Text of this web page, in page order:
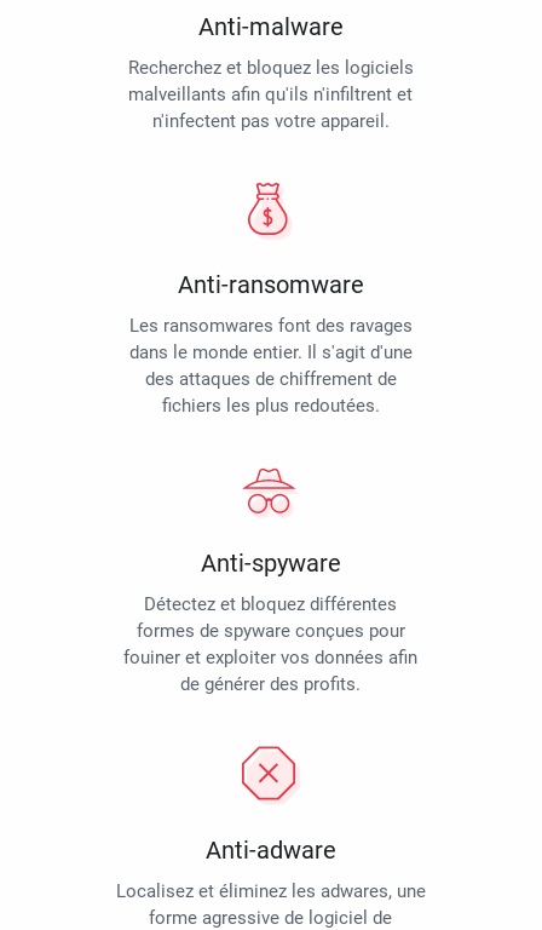
Anti-malware
Recherchez et bloquez les logiciels
malveillants afin qu'ils n'infiltrent et
n'infectent pas votre appareil.
Anti-ransomware
Les ransomwares font des ravages
dans le monde entier. Il s'agit d'une
des attaques de chiffrement de
fichiers les plus redoutées.
Anti-spyware
Détectez et bloquez différentes
formes de spyware conçues pour
fouiner et exploiter vos données afin
de générer des profits.
Anti-adware
Localisez et éliminez les adwares, une
forme agressive de logiciel de